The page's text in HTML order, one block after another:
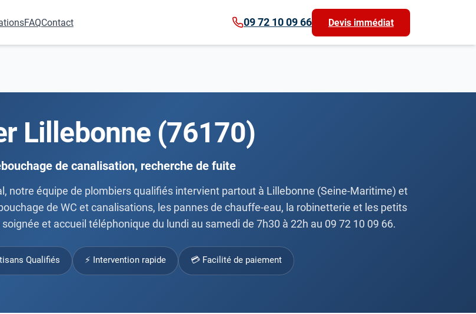
FAQContact 09 72 10 09 66 Devis immédiat
Lillebonne (76170)
de canalisation, recherche de fuite
notre équipe de plombiers qualifiés intervient partout à Lillebonne (Seine-Maritime) et
de WC et canalisations, les pannes de chauffe-eau, la robinetterie et les petits
et accueil téléphonique du lundi au samedi de 7h30 à 22h au 09 72 10 09 66.
Qualifiés ⚡ Intervention rapide 💳 Facilité de paiement